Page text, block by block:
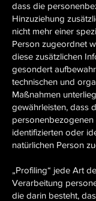
dass die
Hinzuziehung
nicht mehr einer
Person zugeordnet
diese zusätzlichen
gesondert
technischen und
Maßnahmen
gewährleisten, dass
personenbezogenen
identifizierten oder
natürlichen Person
„Profiling“ jede Art
Verarbeitung
die darin besteht,